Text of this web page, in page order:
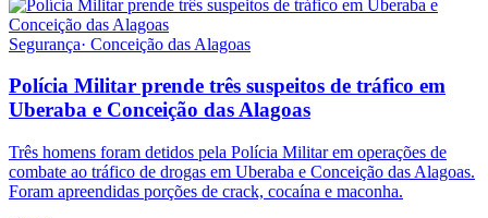
Segurança· Conceição das Alagoas
Polícia Militar prende três suspeitos de tráfico em
Uberaba e Conceição das Alagoas
Três homens foram detidos pela Polícia Militar em operações de
combate ao tráfico de drogas em Uberaba e Conceição das Alagoas.
Foram apreendidas porções de crack, cocaína e maconha.